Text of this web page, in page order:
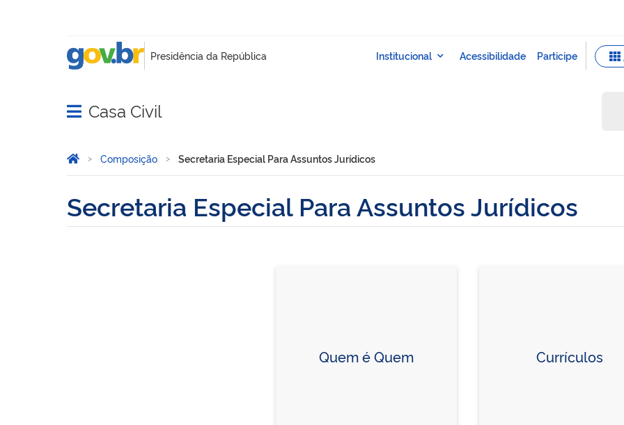
Abrir menu principal de navegação
Casa Civil
Você está aqui:
Página Inicial
Composição Secretaria Especial Para Assuntos Jurídicos
Secretaria Especial Para Assuntos Jurídicos
Quem é Quem Currículos